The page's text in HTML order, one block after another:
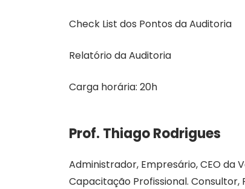
Check List dos Pontos da Auditoria
Relatório da Auditoria
Carga horária: 20h
Prof. Thiago Rodrigues
Administrador, Empresário, CEO da
Capacitação Profissional.